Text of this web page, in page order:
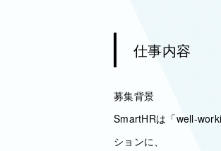
仕事内容
募集背景
SmartHRは「well-
ションに、